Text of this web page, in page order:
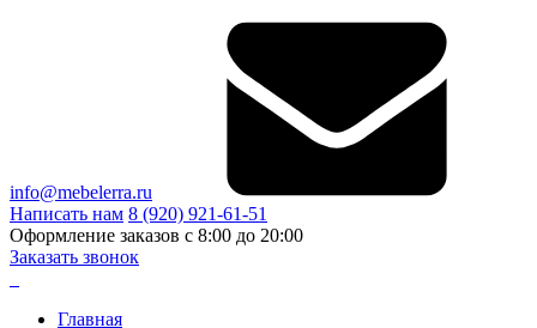
info@mebelerra.ru
Написать нам 8 (920) 921-61-51
Оформление заказов с 8:00 до 20:00
Заказать звонок
Главная